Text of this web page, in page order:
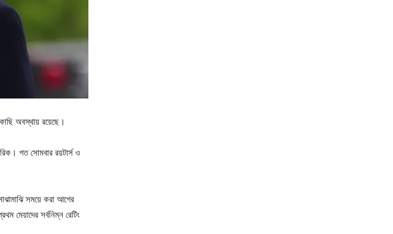
অবস্থায় রয়েছে।
গত সোমবার রয়টার্স ও
সময়ে করা আগের
মেয়াদের সর্বনিম্ন রেটিং